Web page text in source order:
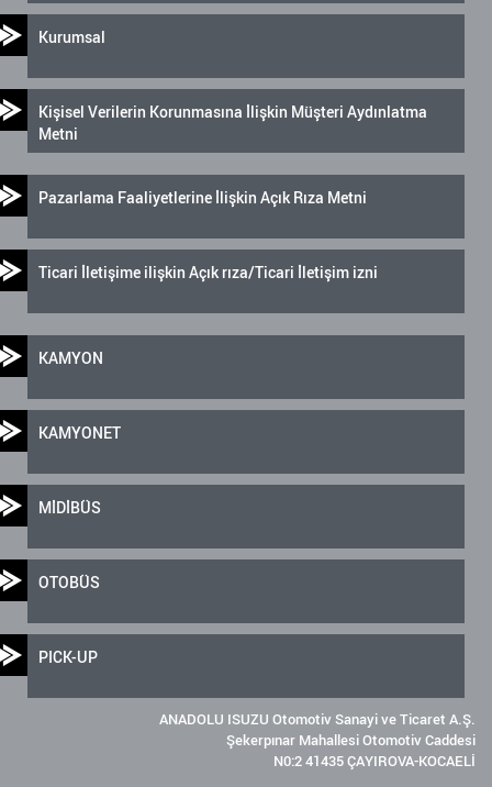
Kurumsal
Kişisel Verilerin Korunmasına İlişkin Müşteri Aydınlatma
Metni
Pazarlama Faaliyetlerine İlişkin Açık Rıza Metni
Ticari İletişime ilişkin Açık rıza/Ticari İletişim izni
KAMYON
KAMYONET
MİDİBÜS
OTOBÜS
PICK-UP
ANADOLU ISUZU Otomotiv Sanayi ve Ticaret A.Ş.
Şekerpınar Mahallesi Otomotiv Caddesi
N0:2 41435 ÇAYIROVA-KOCAELİ